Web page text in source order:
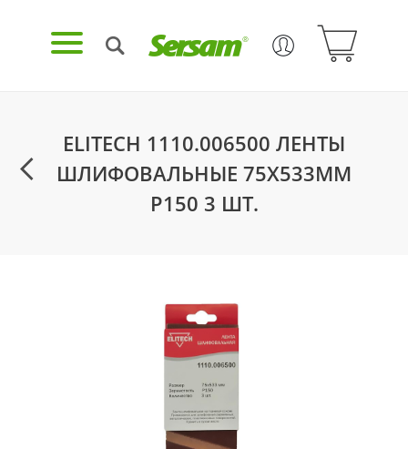
ELITECH 1110.006500 ЛЕНТЫ
ШЛИФОВАЛЬНЫЕ 75Х533ММ
Р150 3 ШТ.